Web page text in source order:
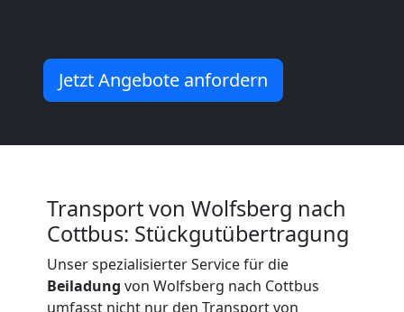
Jetzt Angebote anfordern
Transport von Wolfsberg nach
Cottbus: Stückgutübertragung
Unser spezialisierter Service für die
Beiladung von Wolfsberg nach Cottbus
umfasst nicht nur den Transport von
International
Beiladung
Beiladung
International